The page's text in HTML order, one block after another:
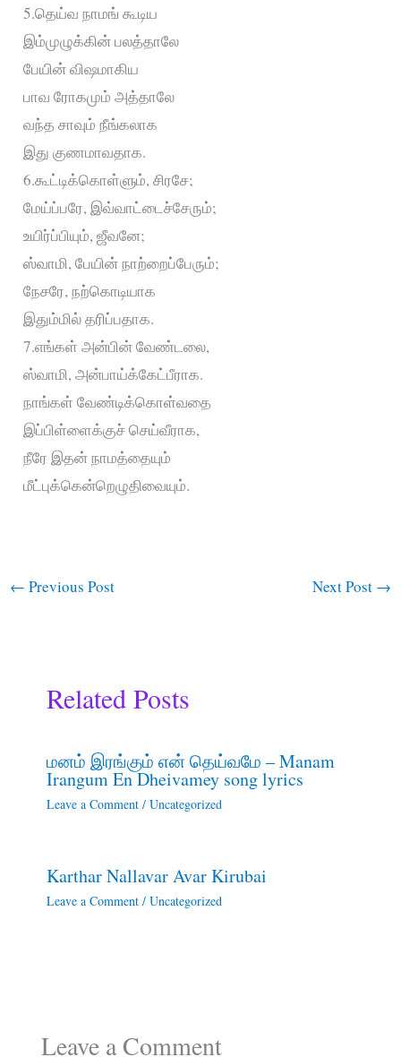
5.தெய்வ நாமங் கூடிய
இம்முழுக்கின் பலத்தாலே
பேயின் விஷமாகிய
பாவ ரோகமும் அத்தாலே
வந்த சாவும் நீங்கலாக
இது குணமாவதாக.
6.கூட்டிக்கொள்ளும், சிரசே;
மேய்ப்பரே, இவ்வாட்டைச்சேரும்;
உயிர்ப்பியும், ஜீவனே;
ஸ்வாமி, பேயின் நாற்றைப்பேரும்;
நேசரே, நற்கொடியாக
இதும்மில் தரிப்பதாக.
7.எங்கள் அன்பின் வேண்டலை,
ஸ்வாமி, அன்பாய்க்கேட்பீராக.
நாங்கள் வேண்டிக்கொள்வதை
இப்பிள்ளைக்குச் செய்வீராக,
நீரே இதன் நாமத்தையும்
மீட்புக்கென்றெழுதிவையும்.
← Previous Post Next Post →
Related Posts
மனம் இரங்கும் என் தெய்வமே – Manam
Irangum En Dheivamey song lyrics
Leave a Comment / Uncategorized
Karthar Nallavar Avar Kirubai
Leave a Comment / Uncategorized
Leave a Comment